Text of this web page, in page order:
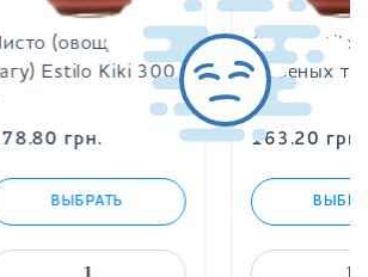
Писто (овощное
рагу) Estilo Kiki 300
178.80грн.
ВЫБРАТЬ
Соус
жареных
300 г
163.20